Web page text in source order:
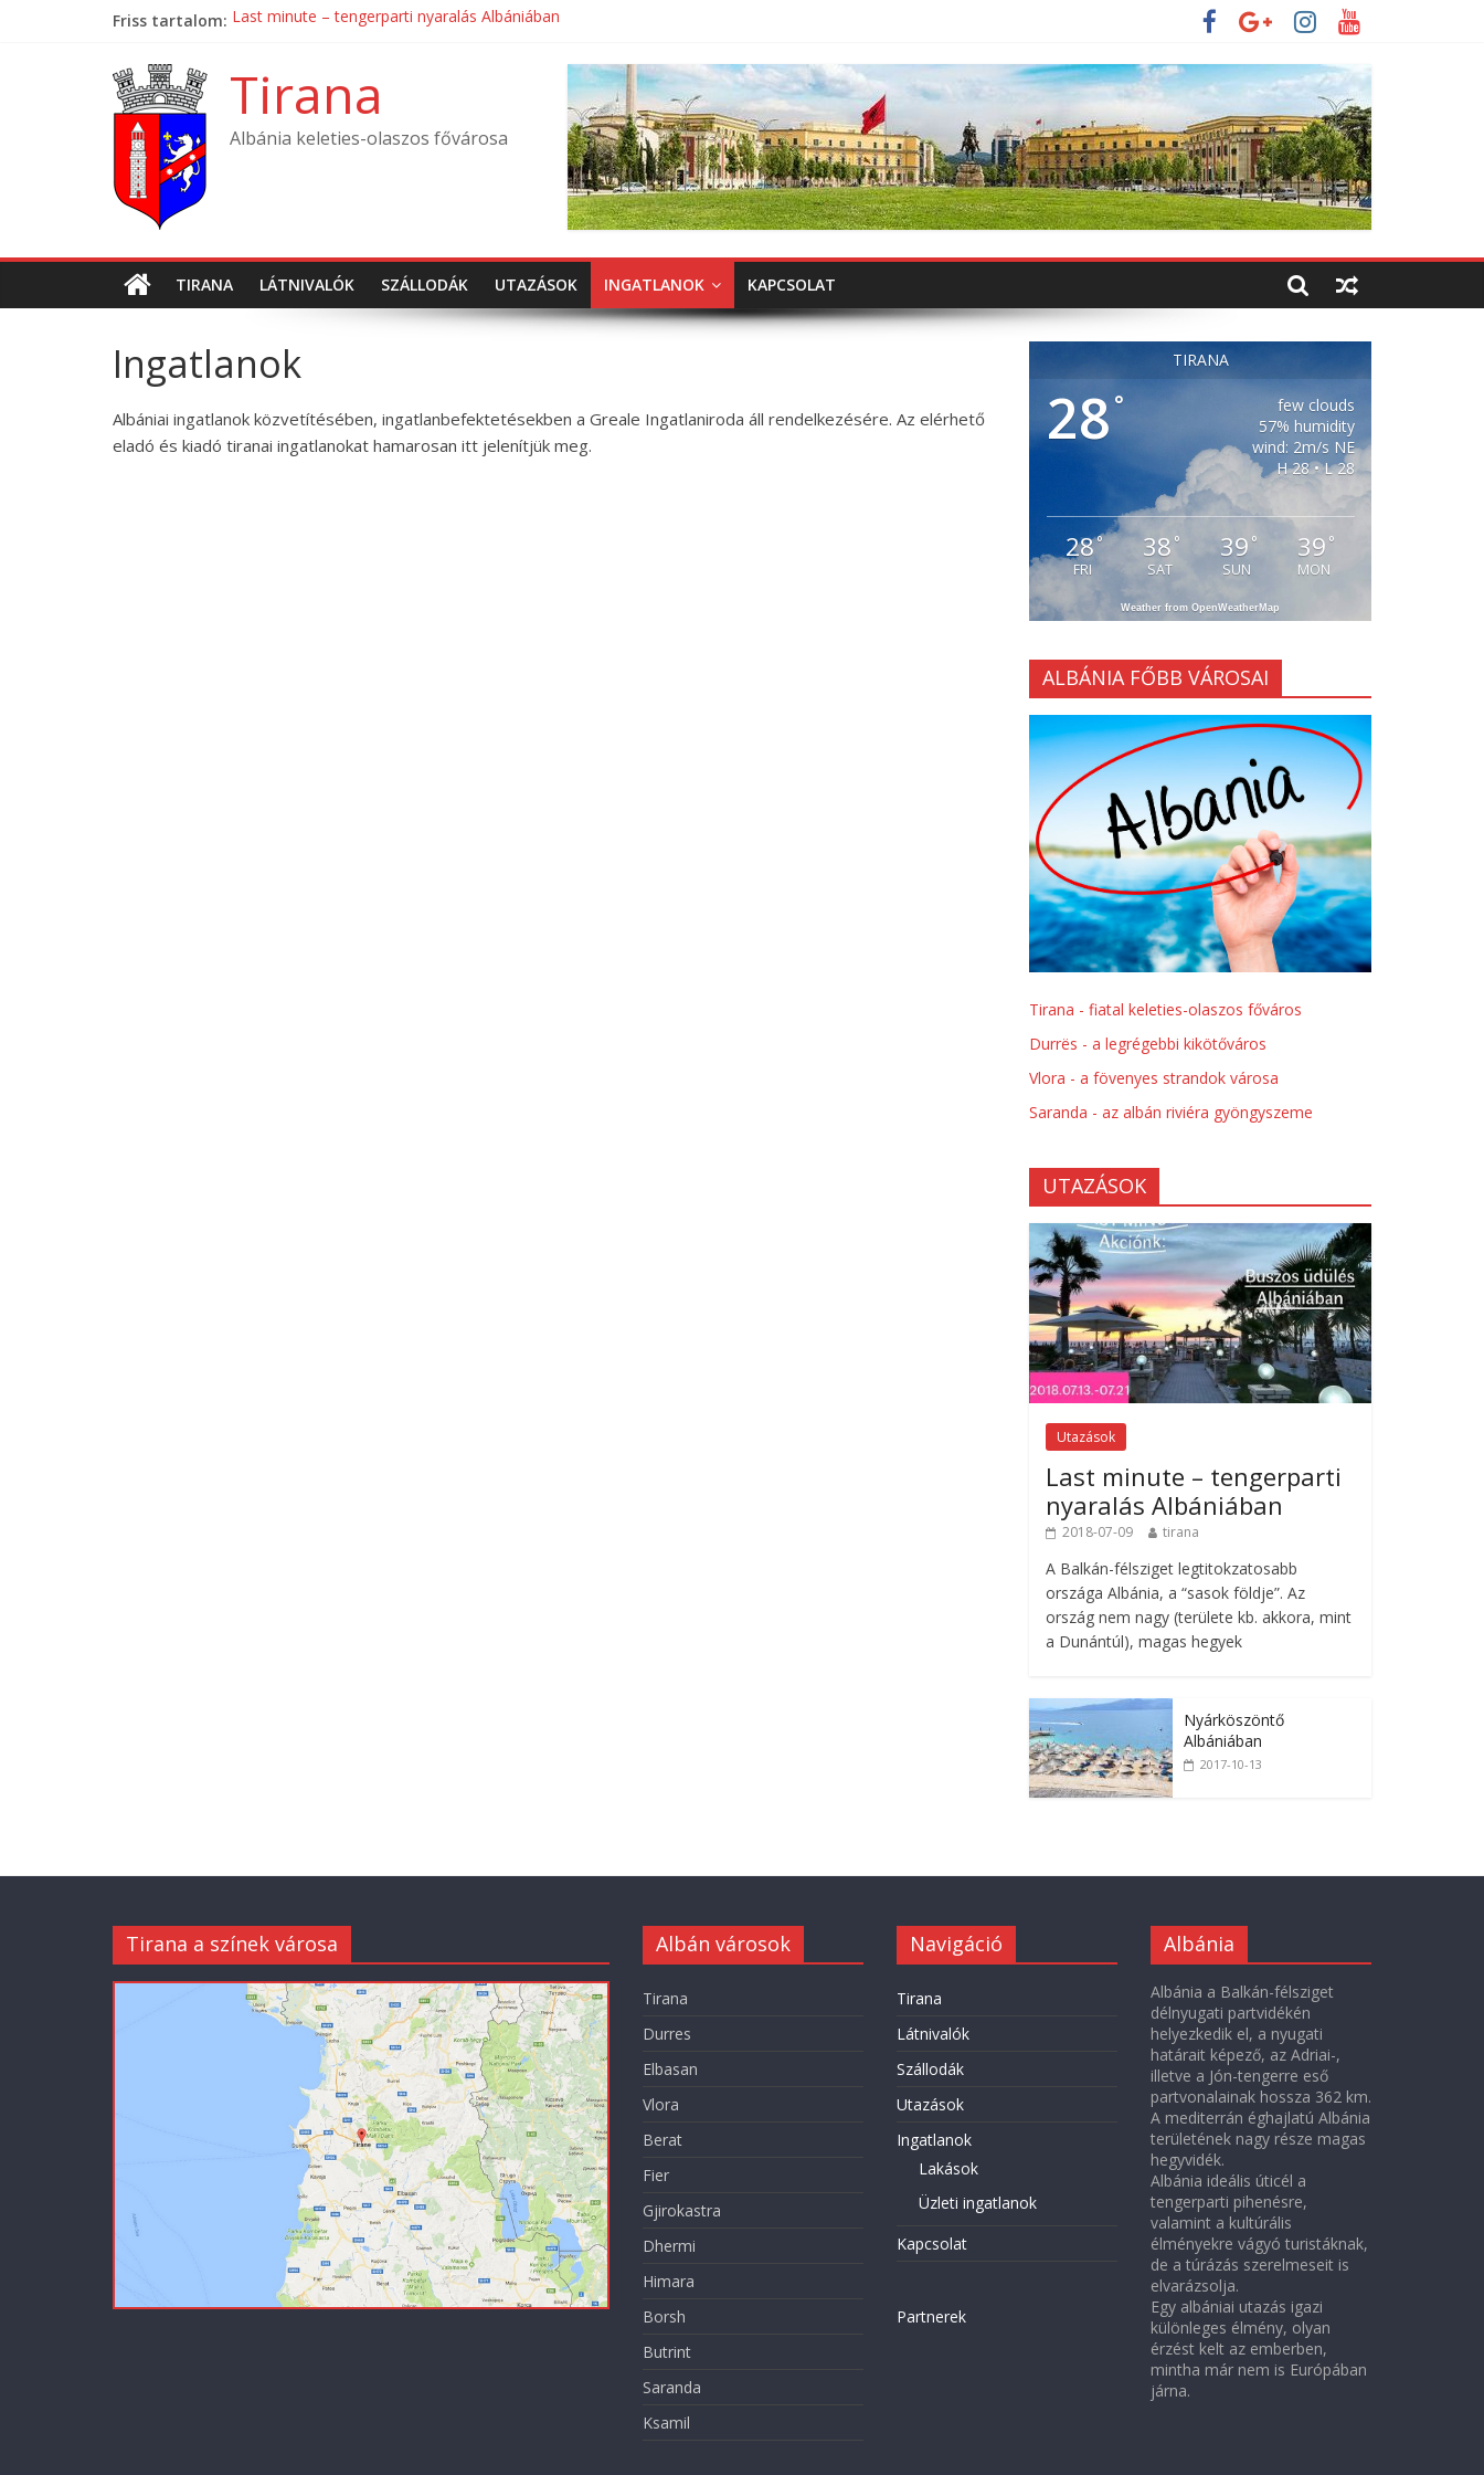
Friss tartalom: Last minute – tengerparti nyaralás Albániában
La Bohème Hotel ****
Tirana International Hotel ****
Tirana
Albánia keleties-olaszos fővárosa
TIRANA LÁTNIVALÓK SZÁLLODÁK UTAZÁSOK INGATLANOK KAPCSOLAT
Ingatlanok
Albániai ingatlanok közvetítésében, ingatlanbefektetésekben a Greale Ingatlaniroda áll rendelkezésére. Az elérhető
eladó és kiadó tiranai ingatlanokat hamarosan itt jelenítjük meg.
TIRANA
28°
few clouds
57% humidity
wind: 2m/s NE
H 28 • L 28
28°
FRI
38 °
SAT
39°
SUN
39 °
MON
Weather from OpenWeatherMap
ALBÁNIA FŐBB VÁROSAI
Tirana - fiatal keleties-olaszos főváros
Durrës - a legrégebbi kikötőváros
Vlora - a fövenyes strandok városa
Saranda - az albán riviéra gyöngyszeme
UTAZÁSOK
Utazások
Last minute – tengerparti
nyaralás Albániában
2018-07-09 tirana
A Balkán-félsziget legtitokzatosabb
országa Albánia, a “sasok földje”. Az
ország nem nagy (területe kb. akkora, mint
a Dunántúl), magas hegyek
Nyárköszöntő
Albániában
2017-10-13
Tirana a színek városa Albán városok
Tirana
Durres
Elbasan
Vlora
Berat
Fier
Gjirokastra
Dhermi
Himara
Borsh
Butrint
Saranda
Ksamil
Navigáció
Tirana
Látnivalók
Szállodák
Utazások
Ingatlanok
Lakások
Üzleti ingatlanok
Kapcsolat
Partnerek
Albánia
Albánia a Balkán-félsziget
délnyugati partvidékén
helyezkedik el, a nyugati
határait képező, az Adriai-,
illetve a Jón-tengerre eső
partvonalainak hossza 362 km.
A mediterrán éghajlatú Albánia
területének nagy része magas
hegyvidék.
Albánia ideális úticél a
tengerparti pihenésre,
valamint a kultúrális
élményekre vágyó turistáknak,
de a túrázás szerelmeseit is
elvarázsolja.
Egy albániai utazás igazi
különleges élmény, olyan
érzést kelt az emberben,
mintha már nem is Európában
járna.